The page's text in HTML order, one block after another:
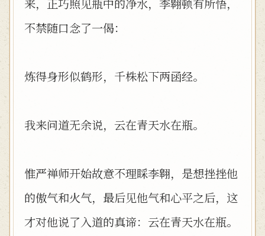
来，正巧照见瓶中的净水，李翱顿有所悟，
不禁随口念了一偈：
炼得身形似鹤形，千株松下两函经。
我来问道无余说，云在青天水在瓶。
惟严禅师开始故意不理睬李翱，是想挫挫他
的傲气和火气，最后见他气和心平之后，这
才对他说了入道的真谛：云在青天水在瓶。